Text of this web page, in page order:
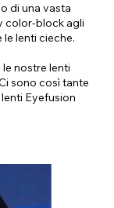
di una vasta
color-block agli
lenti cieche.
nostre lenti
sono così tante
Eyefusion
dalle lenti a
dalle lenti a
cercando il tuo